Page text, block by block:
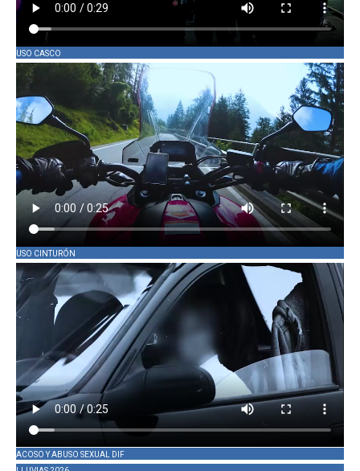
USO CASCO
USO CINTURÓN
ACOSO Y ABUSO SEXUAL DIF